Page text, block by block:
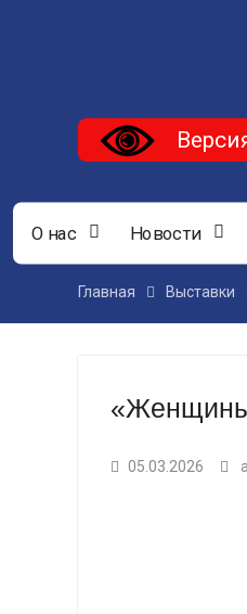
О нас Новости
Главная Выставки
«Женщины
05.03.2026